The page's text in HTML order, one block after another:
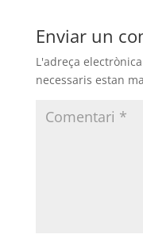
Enviar un
L'adreça
necessaris estan